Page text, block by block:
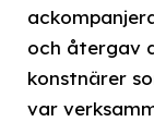
och återgav
konstnärer
var